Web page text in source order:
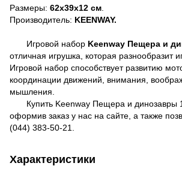
Размеры: 62х39х12 см
Производитель: KEENWAY.
Игровой набор Keenway Пещера и
отличная игрушка, которая разнообразит
Игровой набор способствует развитию
координации движений, внимания,
мышления.
Купить Keenway Пещера и динозавры
оформив заказ у нас на сайте, а также
(044) 383-50-21.
Характеристики